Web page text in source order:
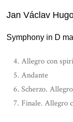
Jan Václav
Symphony in D
Allegro con
Andante
Scherzo.
Finale. Allegro